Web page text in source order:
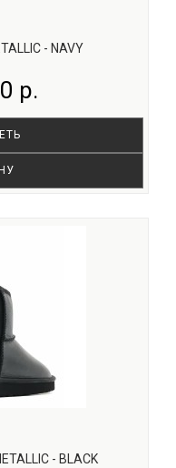
- NAVY
р.
- BLACK